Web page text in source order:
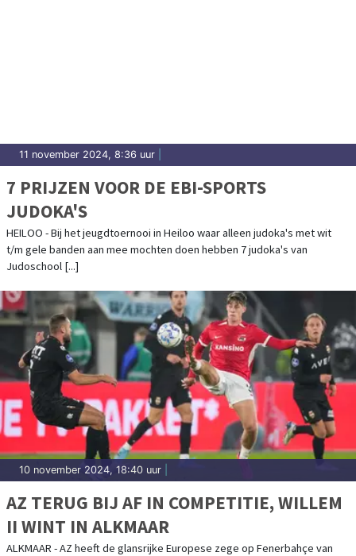
11 november 2024, 8:36 uur
7 PRIJZEN VOOR DE EBI-SPORTS
JUDOKA'S
HEILOO - Bij het jeugdtoernooi in Heiloo waar alleen judoka's met wit
t/m gele banden aan mee mochten doen hebben 7 judoka's van
Judoschool [...]
10 november 2024, 18:40 uur
AZ TERUG BIJ AF IN COMPETITIE, WILLEM
II WINT IN ALKMAAR
ALKMAAR - AZ heeft de glansrijke Europese zege op Fenerbahçe van